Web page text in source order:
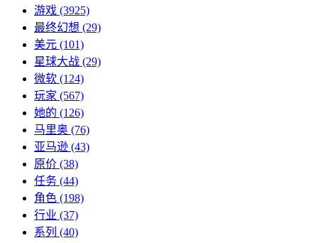
游戏 (3925)
最终幻想 (29)
美元 (101)
星球大战 (29)
微软 (124)
玩家 (567)
她的 (126)
马里奥 (76)
亚马逊 (43)
原价 (38)
任务 (44)
角色 (198)
行业 (37)
系列 (40)